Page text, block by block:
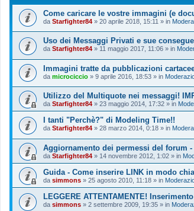
Come caricare le vostre immagini (e
da Starfighter84 » 20 aprile 2018, 15:11 » in
Uso dei Messaggi Privati e sue
da Starfighter84 » 11 maggio 2017, 11:06 » in
Immagini tratte da pubblicazioni
da microciccio » 9 aprile 2016, 18:53 » in
Utilizzo del Multiquote nei messaggi!
da Starfighter84 » 23 maggio 2014, 17:32 » in
I tanti "Perchè?" di Modeling Time!!
da Starfighter84 » 28 marzo 2014, 0:18 » in
Aggiornamento dei permessi del forum -
da Starfighter84 » 14 novembre 2012, 1:02 » in
Guida - Come inserire LINK in modo
da simmons » 25 agosto 2010, 11:18 » in
LEGGERE ATTENTAMENTE!
da simmons » 2 settembre 2009, 19:35 » in